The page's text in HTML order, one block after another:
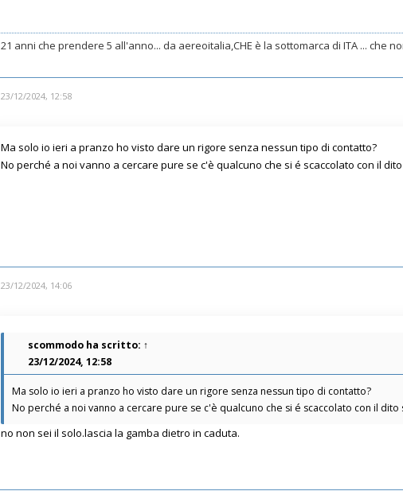
21 anni che prendere 5 all'anno... da aereoitalia,CHE è la sottomarca di ITA ... che
23/12/2024, 12:58
Ma solo io ieri a pranzo ho visto dare un rigore senza nessun tipo di contatto?
No perché a noi vanno a cercare pure se c'è qualcuno che si é scaccolato con il
23/12/2024, 14:06
scommodo ha scritto: ↑
23/12/2024, 12:58
Ma solo io ieri a pranzo ho visto dare un rigore senza nessun tipo di contatto?
No perché a noi vanno a cercare pure se c'è qualcuno che si é scaccolato con il
no non sei il solo.lascia la gamba dietro in caduta.